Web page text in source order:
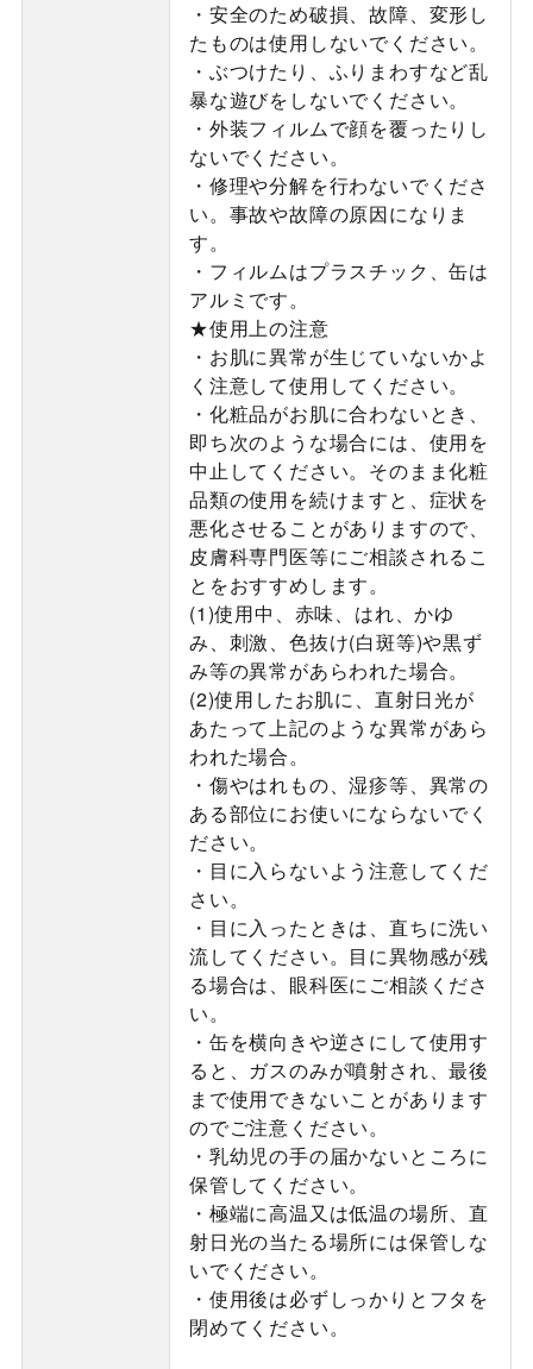
・安全のため破損、故障、変形し
たものは使用しないでください。
・ぶつけたり、ふりまわすなど乱
暴な遊びをしないでください。
・外装フィルムで顔を覆ったりし
ないでください。
・修理や分解を行わないでくださ
い。事故や故障の原因になりま
す。
・フィルムはプラスチック、缶は
アルミです。
★使用上の注意
・お肌に異常が生じていないかよ
く注意して使用してください。
・化粧品がお肌に合わないとき、
即ち次のような場合には、使用を
中止してください。そのまま化粧
品類の使用を続けますと、症状を
悪化させることがありますので、
皮膚科専門医等にご相談されるこ
とをおすすめします。
(1)使用中、赤味、はれ、かゆ
み、刺激、色抜け(白斑等)や黒ず
み等の異常があらわれた場合。
(2)使用したお肌に、直射日光が
あたって上記のような異常があら
われた場合。
・傷やはれもの、湿疹等、異常の
ある部位にお使いにならないでく
ださい。
・目に入らないよう注意してくだ
さい。
・目に入ったときは、直ちに洗い
流してください。目に異物感が残
る場合は、眼科医にご相談くださ
い。
・缶を横向きや逆さにして使用す
ると、ガスのみが噴射され、最後
まで使用できないことがあります
のでご注意ください。
・乳幼児の手の届かないところに
保管してください。
・極端に高温又は低温の場所、直
射日光の当たる場所には保管しな
いでください。
・使用後は必ずしっかりとフタを
閉めてください。